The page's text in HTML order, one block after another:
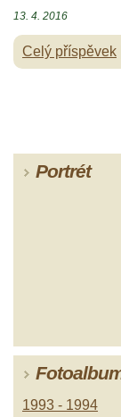
13. 4. 2016
Celý příspěvek
Portrét
1993 - 1994